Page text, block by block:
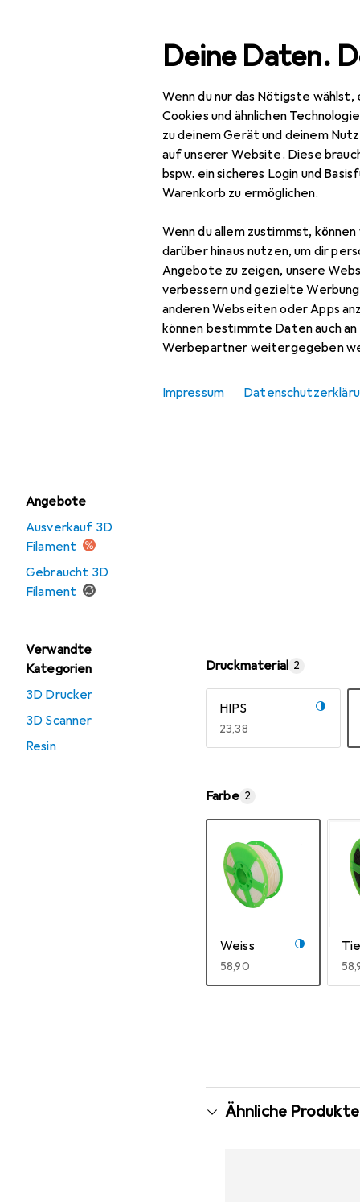
Deine Daten.
Wenn du nur das Nötigste
Cookies und ähnlichen
zu deinem Gerät und deinem
auf unserer Website. Diese
bspw. ein sicheres Login und
Warenkorb zu ermöglichen.
Wenn du allem zustimmst,
darüber hinaus nutzen, um dir
Angebote zu zeigen, unsere
verbessern und gezielte
anderen Webseiten oder Apps
können bestimmte Daten auch
Werbepartner weitergegeben
Impressum
Navigation nach Kategorien
Angebote
Ausverkauf 3D
Filament
Gebraucht 3D
Filament
Verwandte
Kategorien
3D Drucker
3D Scanner
Resin
Gesamtsortiment IT
Druckmaterial 2
HIPS
EUR
23,38
Farbe 2
Weiss
EUR
58,90
Ähnliche